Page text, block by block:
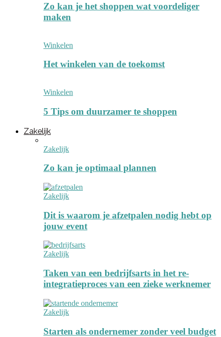
Zo kan je het shoppen wat voordeliger
maken
Winkelen
Het winkelen van de toekomst
Winkelen
5 Tips om duurzamer te shoppen
Zakelijk
Zakelijk
Zo kan je optimaal plannen
Zakelijk
Dit is waarom je afzetpalen nodig hebt op
jouw event
Zakelijk
Taken van een bedrijfsarts in het re-
integratieproces van een zieke werknemer
Zakelijk
Starten als ondernemer zonder veel budget